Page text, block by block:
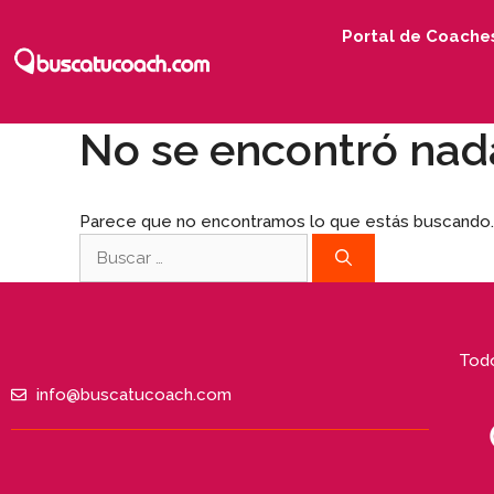
Portal de
No se encontró
Parece que no encontramos lo que estás
info@buscatucoach.com